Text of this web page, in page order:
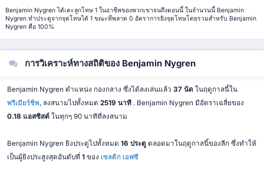
Benjamin Nygren ได้เตะลูกโทษ 1 ในอาชีพของพวกเขาจนถึงตอนนี้ ในจำนวนนี้ Benjamin
Nygren ทำประตูจากจุดโทษได้ 1 ขณะที่พลาด 0 อัตราการยิงจุดโทษโดยรวมสำหรับ Benjamin
Nygren คือ 100%
การวิเคราะห์ทางสถิติของ Benjamin Nygren
Benjamin Nygren ตำแหน่ง กองกลาง ซึ่งได้ลงเล่นแล้ว 37 นัดในฤดูกาลนี้ใน
พรีเมียร์ชิพ, ลงสนามไปทั้งหมด 2519 นาที . Benjamin Nygren มีอัตราเฉลี่ยของ
0.18 แอสซิสต์ในทุกๆ 90 นาทีที่ลงสนาม
Benjamin Nygren ยิงประตูไปทั้งหมด 16 ประตูตลอดมาในฤดูกาลนี้ของลีก ซึ่งทำให้
เป็นผู้ยิงประสูงสุดอันดับที่ 1ของ เซลติก เอฟซี